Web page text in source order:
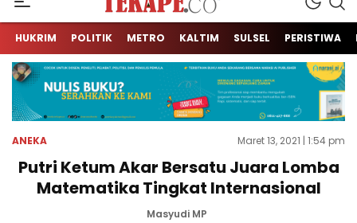
Tekape.co
Jendela Informasi Kita
HUKRIM POLITIK METRO KALTIM SULSEL PERISTIWA
ANEKA Maret 13, 2021 | 1:54 pm
Putri Ketum Akar Bersatu Juara Lomba
Matematika Tingkat Internasional
Masyudi MP